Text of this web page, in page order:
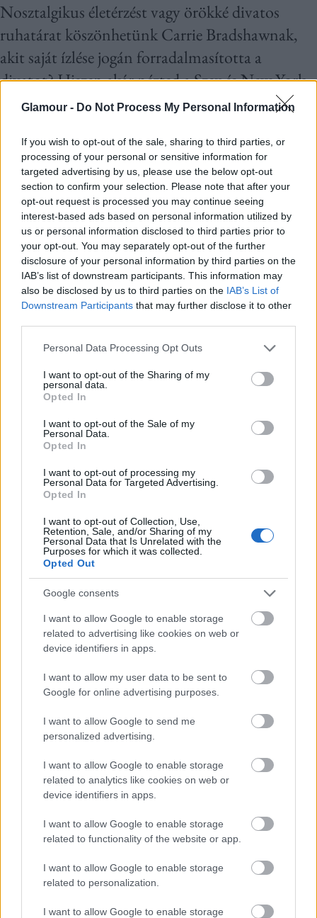
Glamour - Do Not Process My Personal Information
If you wish to opt-out of the sale, sharing to third parties, or
processing of your personal or sensitive information for
targeted advertising by us, please use the below opt-out
section to confirm your selection. Please note that after your
opt-out request is processed you may continue seeing
interest-based ads based on personal information utilized by
us or personal information disclosed to third parties prior to
your opt-out. You may separately opt-out of the further
disclosure of your personal information by third parties on the
IAB’s list of downstream participants. This information may
also be disclosed by us to third parties on the IAB’s List of
Downstream Participants that may further disclose it to other
Please note that this website/app uses one or more Google
not limited to your visit or usage behaviour. You may click to
grant or deny consent to Google and its third-party tags to
use your data for below specified purposes in below Google
consent section.
Personal Data Processing Opt Outs
I want to opt-out of the Sharing of my
personal data.
Opted In
I want to opt-out of the Sale of my
Personal Data.
Opted In
I want to opt-out of processing my
Personal Data for Targeted Advertising.
Opted In
I want to opt-out of Collection, Use,
Retention, Sale, and/or Sharing of my
Personal Data that Is Unrelated with the
Purposes for which it was collected.
Opted Out
Google consents
I want to allow Google to enable storage
related to advertising like cookies on web or
device identifiers in apps.
I want to allow my user data to be sent to
Google for online advertising purposes.
I want to allow Google to send me
personalized advertising.
I want to allow Google to enable storage
related to analytics like cookies on web or
device identifiers in apps.
I want to allow Google to enable storage
related to functionality of the website or app.
I want to allow Google to enable storage
related to personalization.
I want to allow Google to enable storage
Nosztalgikus életérzést vagy örökké divatos
ruhatárat köszönhetünk Carrie Bradshawnak,
akit saját ízlése jogán forradalmasította a
divatot? Hiszen akár nézted a Szex és New York
sorozatot, akár nem, az biztos, hogy téged sem
rajongás, ami mostanában egészen őrült
méreteket ölt. Carrie Bradshaw vintage ruhákat
párosított össze modern darabokkal és bátran
felvállalta, hogy a százezres cipőihez second-hand
felsőt vesz fel.
Kreativitása ösztönzőleg hatott a divatvilágra,
nem csoda, hogy most újra felfedezték
maguknak a Z generáció tagjai. Na, nem mintha
régebben nem rajongott volna a fél világ a
ruhatáráért – de most arról van szó, hogy azok is
CB-módra akarnak öltözködni, akik 26 évvel
még meg sem születtek.
A Z és az Alfa generációt
holmikra.
További cikkeink
DIVAT
alakért: elképesztően hatékony és
betartani sem nehéz
Meghan Markle intim családi fotókat